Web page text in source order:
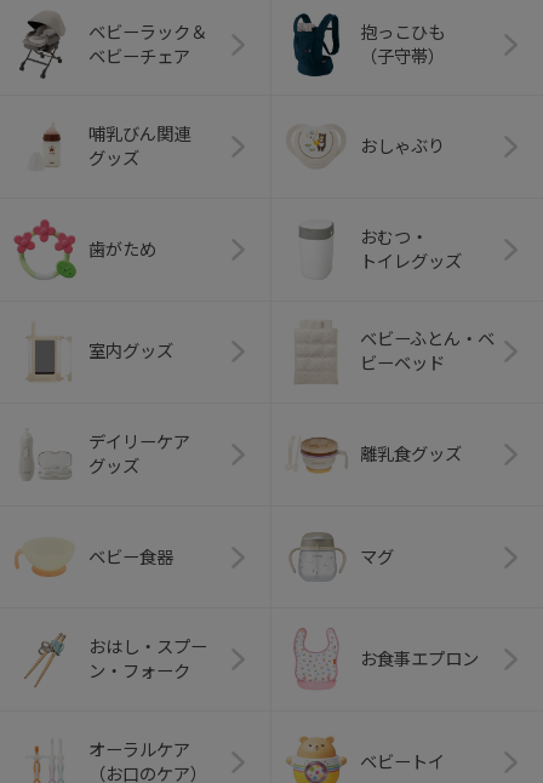
ベビーラック＆
ベビーチェア
抱っこひも
（子守帯）
哺乳びん関連
グッズ
おしゃぶり
歯がため
おむつ・
トイレグッズ
室内グッズ
ベビーふとん・ベ
ビーベッド
デイリーケア
グッズ
離乳食グッズ
ベビー食器 マグ
おはし・スプー
ン・フォーク
お食事エプロン
オーラルケア
（お口のケア）
ベビートイ